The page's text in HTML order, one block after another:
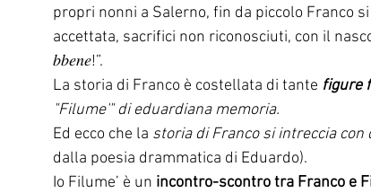
propri nonni a Salerno, fin da piccolo Franco
accettata, sacrifici non riconosciuti, con il
𝑏𝑏𝑒𝑛𝑒!”.
La storia di Franco è costellata di tante figure
"Filume'" di eduardiana memoria.
Ed ecco che la storia di Franco si intreccia con
dalla poesia drammatica di Eduardo).
Io Filume’ è un incontro-scontro tra Franco e